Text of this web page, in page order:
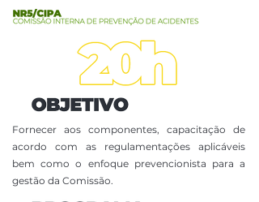
Fornecer aos componentes, capacitação de
acordo com as regulamentações aplicáveis
bem como o enfoque prevencionista para a
gestão da Comissão.